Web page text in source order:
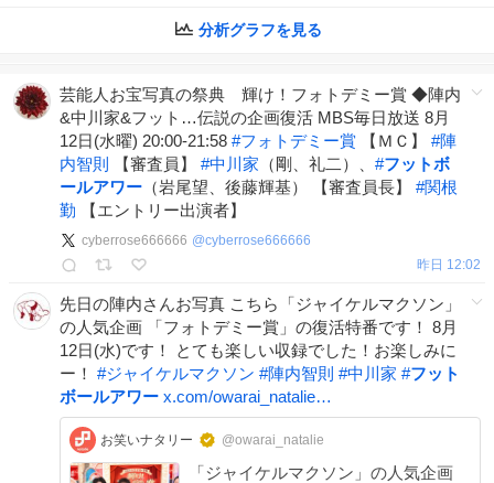
分析グラフを見る
芸能人お宝写真の祭典 輝け！フォトデミー賞 ◆陣内
&中川家&フット…伝説の企画復活 MBS毎日放送 8月
12日(水曜) 20:00-21:58 #フォトデミー賞 【ＭＣ】 #陣
内智則
【審査員】 #中川家 （剛、礼二）、 #フットボ
ールアワー （岩尾望、後藤輝基） 【審査員長】 #関根
勤 【エントリー出演者】
cyberrose666666 @cyberrose666666
昨日 12:02
先日の陣内さんお写真 こちら「ジャイケルマクソン」
の人気企画 「フォトデミー賞」の復活特番です！ 8月
12日(水)です！ とても楽しい収録でした！お楽しみに
ー！ #ジャイケルマクソン #陣内智則 #中川家 #フット
ボールアワー x.com/owarai_natalie…
お笑いナタリー @owarai_natalie
「ジャイケルマクソン」の人気企画